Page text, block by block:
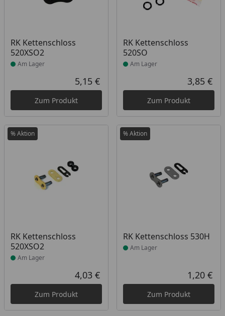
RK Kettenschloss
520XSO2
Produkt am Lager
Am Lager
Aktueller Preis
5,15 €
Zum Produkt
RK Kettenschloss
520SO
Produkt am Lager
Am Lager
3,85 €
Zum Produkt
% Aktion
RK Kettenschloss
520XSO2
Produkt am Lager
Am Lager
Aktueller Preis
4,03 €
Zum Produkt
% Aktion
RK Kettenschloss 530H
Produkt am Lager
Am Lager
1,20 €
Zum Produkt